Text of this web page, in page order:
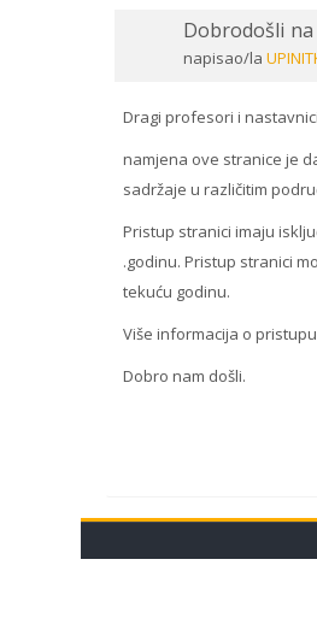
Dobrodošli
napisao/la
Number
of
0
Dragi profesori i nastavnici,
namjena ove stranice je
sadržaje u različitim
Pristup stranici imaju
.godinu. Pristup stranici
tekuću godinu.
Više informacija o
Dobro nam došli.